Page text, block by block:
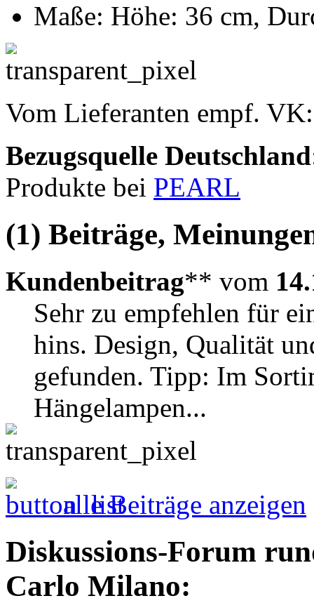
Maße: Höhe: 36 cm,
Vom Lieferanten empf.
Bezugsquelle Deutschland
Produkte bei PEARL
(1) Beiträge,
Kundenbeitrag** vom
Sehr zu empfehlen für
hins. Design, Qualität
gefunden. Tipp: Im
Hängelampen...
alle Beiträge anzeigen
Diskussions-Forum
Carlo Milano: